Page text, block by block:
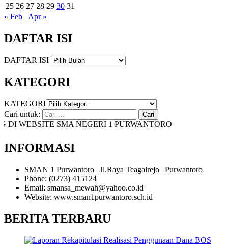
25 26 27 28 29 30 31
« Feb
Apr »
DAFTAR ISI
DAFTAR ISI
KATEGORI
KATEGORI
Cari untuk:
WEBSITE SMA NEGERI 1 PURWANTORO
INFORMASI
SMAN 1 Purwantoro | Jl.Raya Teagalrejo | Purwantoro
Phone: (0273) 415124
Email: smansa_mewah@yahoo.co.id
Website: www.sman1purwantoro.sch.id
BERITA TERBARU